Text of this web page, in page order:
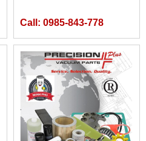
Call: 0985-843-778